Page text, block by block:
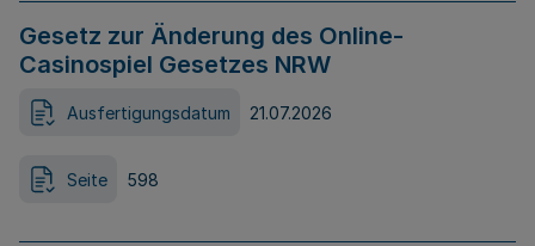
Gesetz zur Änderung des Online-
Casinospiel Gesetzes NRW
Ausfertigungsdatum 21.07.2026
Seite 598